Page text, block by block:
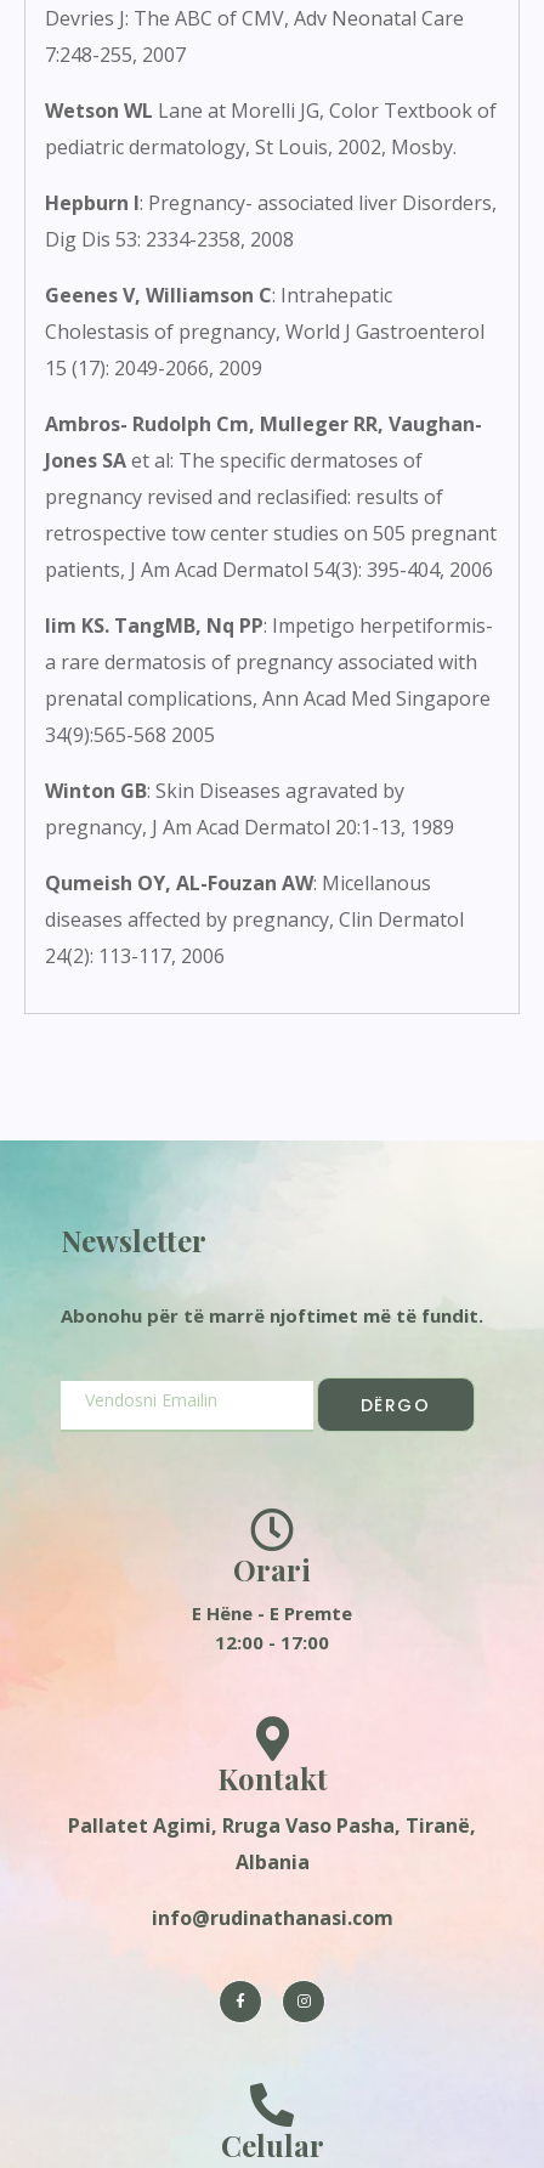
Devries J: The ABC of CMV, Adv Neonatal Care
7:248-255, 2007
Wetson WL Lane at Morelli JG, Color Textbook of
pediatric dermatology, St Louis, 2002, Mosby.
Hepburn I: Pregnancy- associated liver Disorders,
Dig Dis 53: 2334-2358, 2008
Geenes V, Williamson C: Intrahepatic
Cholestasis of pregnancy, World J Gastroenterol
15 (17): 2049-2066, 2009
Ambros- Rudolph Cm, Mulleger RR, Vaughan-
Jones SAet al: The specific dermatoses of
pregnancy revised and reclasified: results of
retrospective tow center studies on 505 pregnant
patients, J Am Acad Dermatol 54(3): 395-404, 2006
lim KS. TangMB, Nq PP: Impetigo herpetiformis-
a rare dermatosis of pregnancy associated with
prenatal complications, Ann Acad Med Singapore
34(9):565-568 2005
Winton GB: Skin Diseases agravated by
pregnancy, J Am Acad Dermatol 20:1-13, 1989
Qumeish OY, AL-Fouzan AW: Micellanous
diseases affected by pregnancy, Clin Dermatol
24(2): 113-117, 2006
Newsletter
Abonohu për të marrë njoftimet më të fundit.
DËRGO
Orari
E Hëne - E Premte
12:00 - 17:00
Kontakt
Pallatet Agimi, Rruga Vaso Pasha, Tiranë,
Albania
info@rudinathanasi.com
Celular